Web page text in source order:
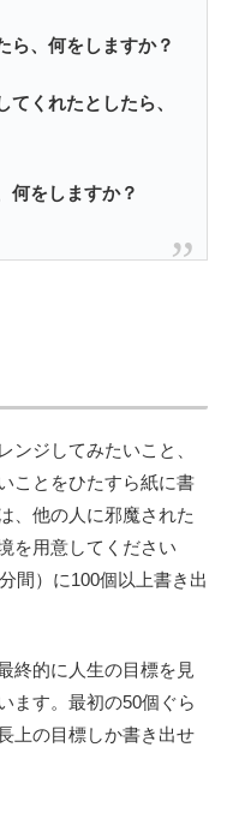
ら、何をしますか？
てくれたとしたら、
何をしますか？
ンジしてみたいこと、
ことをひたすら紙に書
、他の人に邪魔された
を用意してください
間）に100個以上書き出
終的に人生の目標を見
ます。最初の50個ぐら
上の目標しか書き出せ